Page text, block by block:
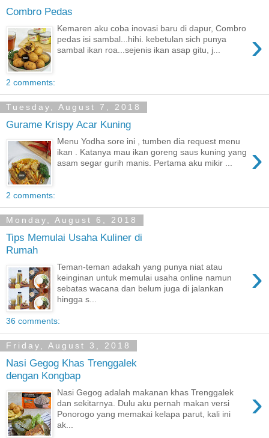
Combro Pedas
›
Kemaren aku coba inovasi baru di dapur, Combro
pedas isi sambal...hihi. kebetulan sich punya
sambal ikan roa...sejenis ikan asap gitu, j...
2 comments:
Tuesday, August 7, 2018
Gurame Krispy Acar Kuning
›
Menu Yodha sore ini , tumben dia request menu
ikan . Katanya mau ikan goreng saus kuning yang
asam segar gurih manis. Pertama aku mikir ...
2 comments:
Monday, August 6, 2018
Tips Memulai Usaha Kuliner di
Rumah
›
Teman-teman adakah yang punya niat atau
keinginan untuk memulai usaha online namun
sebatas wacana dan belum juga di jalankan
hingga s...
36 comments:
Friday, August 3, 2018
Nasi Gegog Khas Trenggalek
dengan Kongbap
›
Nasi Gegog adalah makanan khas Trenggalek
dan sekitarnya. Dulu aku pernah makan versi
Ponorogo yang memakai kelapa parut, kali ini
ak...